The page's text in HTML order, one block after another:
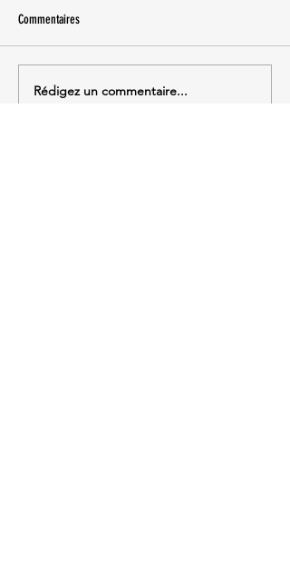
Commentaires
Rédigez un commentaire...